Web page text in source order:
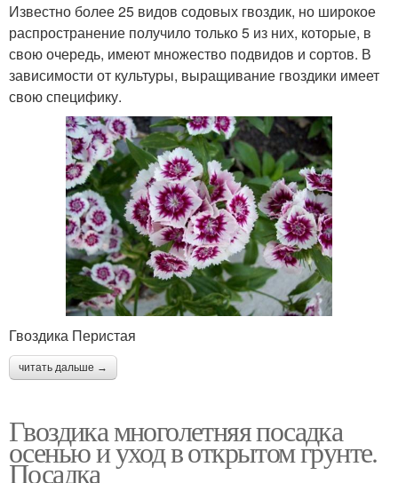
Известно более 25 видов содовых гвоздик, но широкое
распространение получило только 5 из них, которые, в
свою очередь, имеют множество подвидов и сортов. В
зависимости от культуры, выращивание гвоздики имеет
свою специфику.
Гвоздика Перистая
читать дальше →
Гвоздика многолетняя посадка
осенью и уход в открытом грунте.
Посадка